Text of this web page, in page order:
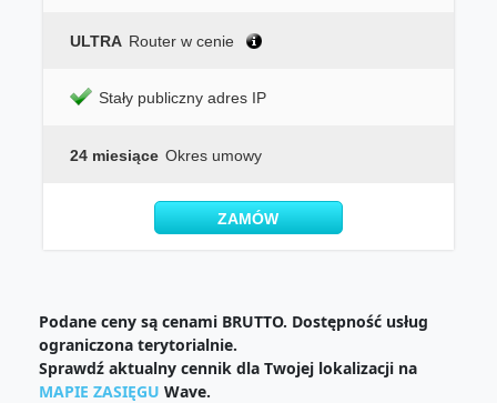
ULTRA Router w cenie
Stały publiczny adres IP
24 miesiące Okres umowy
ZAMÓW
Podane ceny są cenami BRUTTO. Dostępność usług
ograniczona terytorialnie.
Sprawdź aktualny cennik dla Twojej lokalizacji na
MAPIE ZASIĘGU Wave.